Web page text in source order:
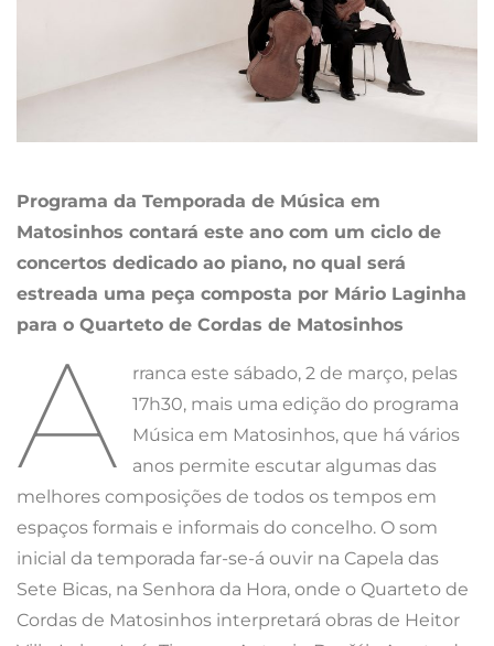
Programa da Temporada de Música em
Matosinhos contará este ano com um ciclo de
concertos dedicado ao piano, no qual será
estreada uma peça composta por Mário Laginha
para o Quarteto de Cordas de Matosinhos
A
rranca este sábado, 2 de março, pelas
17h30, mais uma edição do programa
Música em Matosinhos, que há vários
anos permite escutar algumas das
melhores composições de todos os tempos em
espaços formais e informais do concelho. O som
inicial da temporada far-se-á ouvir na Capela das
Sete Bicas, na Senhora da Hora, onde o Quarteto de
Cordas de Matosinhos interpretará obras de Heitor